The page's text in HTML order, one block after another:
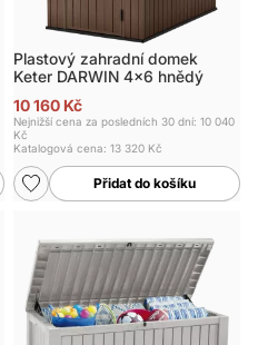
Plastový zahradní domek
Keter DARWIN 4x6 hnědý
10 160 Kč
Nejnižší cena za posledních 30 dní: 10 040
Kč
Katalogová cena: 13 320 Kč
Přidat do košíku